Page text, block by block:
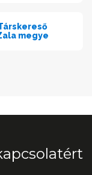
megye